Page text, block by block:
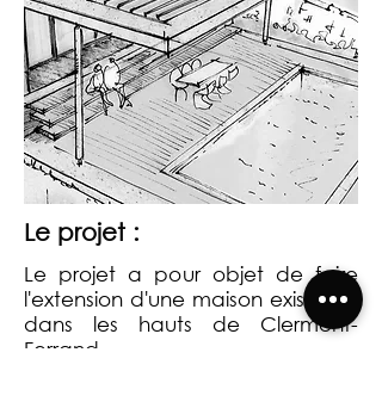
Le projet :
Le projet a pour objet de faire
l'extension d'une maison existante
dans les hauts de Clermont-
Ferrand.